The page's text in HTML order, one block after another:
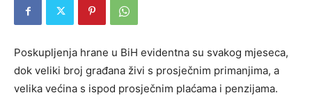
Poskupljenja hrane u BiH evidentna su svakog mjeseca,
dok veliki broj građana živi s prosječnim primanjima, a
velika većina s ispod prosječnim plaćama i penzijama.